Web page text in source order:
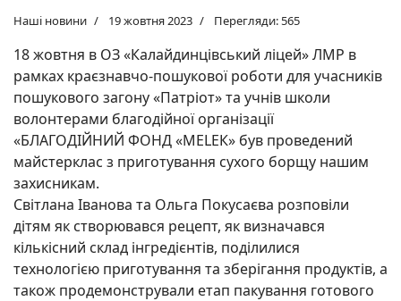
Наші новини 19 жовтня 2023 Перегляди: 565
18 жовтня в ОЗ «Калайдинцівський ліцей» ЛМР в
рамках краєзнавчо-пошукової роботи для учасників
пошукового загону «Патріот» та учнів школи
волонтерами благодійної організації
«БЛАГОДІЙНИЙ ФОНД «МЕLЕК» був проведений
майстерклас з приготування сухого борщу нашим
захисникам.
Світлана Іванова та Ольга Покусаєва розповіли
дітям як створювався рецепт, як визначався
кількісний склад інгредієнтів, поділилися
технологією приготування та зберігання продуктів, а
також продемонстрували етап пакування готового